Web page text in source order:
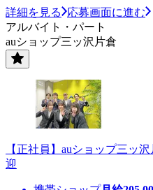
詳細を見る
応募画面に進む
アルバイト・パート
auショップ三ッ沢片倉
【正社員】auショップ三ッ
迎